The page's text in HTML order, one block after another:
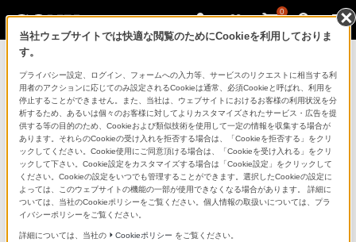
0
ソニーストアのご利用ガイド
ご利用ガイドでは、ソニーストアのご利用方法・サービ
スに関しまとめてご案内しております。
ご利用の前に
ソニーストア 店舗のご案内
ソニーショップ（ソニーストア取次店）のご案内
当社ウェブサイトでは快適な閲覧のためにCookieを利用しておりま
す。
プライバシー設定、ログイン、フォームへの入力等、サービスのリクエストに相当する利
用者のアクションに応じてのみ設定されるCookieは通常、必須Cookieと呼ばれ、利用を
停止することができません。また、当社は、ウェブサイトにおけるお客様の利用状況を分
析するため、あるいは個々のお客様に対してよりカスタマイズされたサービス・広告を提
供する等の目的のため、Cookieおよび類似技術を使用して一定の情報を収集する場合が
あります。それらのCookieの受け入れを拒否する場合は、「Cookieを拒否する」をクリ
ックしてください。Cookie使用にご同意頂ける場合は、「Cookieを受け入れる」をクリ
ックして下さい。Cookie設定をカスタマイズする場合は「Cookie設定」をクリックして
ください。Cookieの設定をいつでも管理することができます。選択したCookieの設定に
よっては、このウェブサイトの機能の一部が使用できなくなる場合があります。 詳細に
ついては、当社のCookieポリシーをご覧ください。個人情報の取扱いについては、プラ
イバシーポリシーをご覧ください。
詳細については、当社の Cookieポリシー をご覧ください。